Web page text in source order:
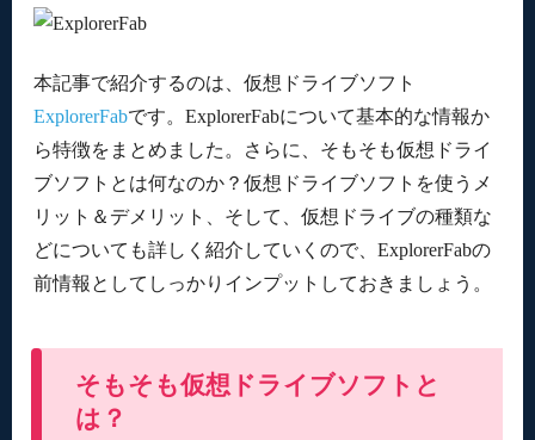
ライティング機能も
ストリーミング動画をダウンロードできる
本記事で紹介するのは、仮想ドライブソフト
ExplorerFabです。ExplorerFabについて基本的な情報か
ら特徴をまとめました。さらに、そもそも仮想ドライ
ブソフトとは何なのか？仮想ドライブソフトを使うメ
リット＆デメリット、そして、仮想ドライブの種類な
どについても詳しく紹介していくので、ExplorerFabの
前情報としてしっかりインプットしておきましょう。
そもそも仮想ドライブソフトと
は？